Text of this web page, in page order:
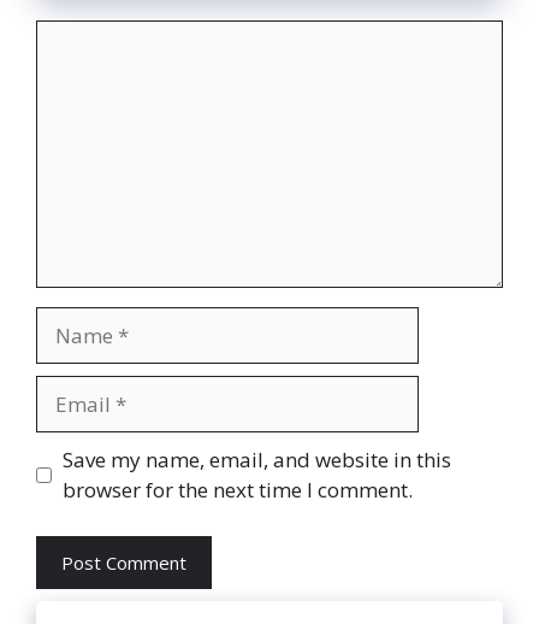
Website
Save my name, email, and website in this
browser for the next time I comment.